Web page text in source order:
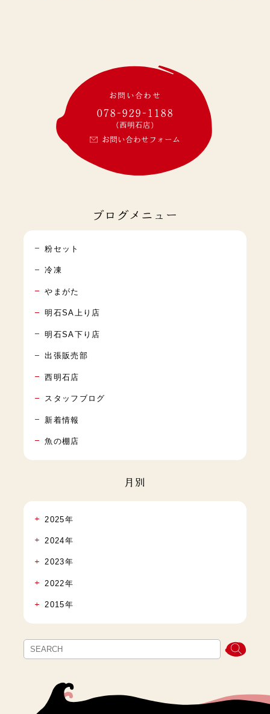
お問い合わせ
078-929-1188
(西明石店)
お問い合わせフォーム
ブログメニュー
粉セット
冷凍
やまがた
明石SA上り店
明石SA下り店
出張販売部
西明石店
スタッフブログ
新着情報
魚の棚店
月別
2025年
2024年
2023年
2022年
2015年